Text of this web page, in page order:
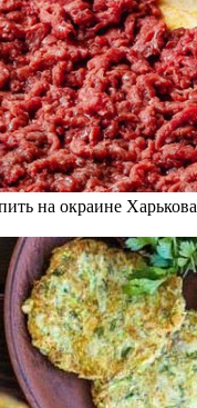
на окраине Харькова